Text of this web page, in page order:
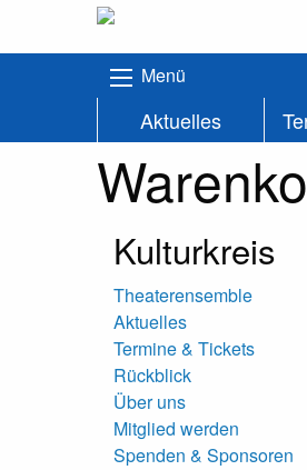
Menü
Aktuelles
Kulturkreis
Theaterensemble
Aktuelles
Termine & Tickets
Rückblick
Über uns
Mitglied werden
Spenden & Sponsoren